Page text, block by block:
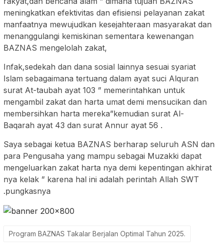
meningkatkan efektivitas dan efisiensi pelayanan zakat
manfaatnya mewujudkan kesejahteraan masyarakat dan
menanggulangi kemiskinan sementara kewenangan
BAZNAS mengelolah zakat,
Infak,sedekah dan dana sosial lainnya sesuai syariat
Islam sebagaimana tertuang dalam ayat suci Alquran
surat At-taubah ayat 103 ” memerintahkan untuk
mengambil zakat dan harta umat demi mensucikan dan
membersihkan harta mereka”kemudian surat Al-
Baqarah ayat 43 dan surat Annur ayat 56 .
Saya sebagai ketua BAZNAS berharap seluruh ASN dan
para Pengusaha yang mampu sebagai Muzakki dapat
mengeluarkan zakat harta nya demi kepentingan akhirat
nya kelak ” karena hal ini adalah perintah Allah SWT
.pungkasnya
Program BAZNAS Takalar Berjalan Optimal Tahun 2025.